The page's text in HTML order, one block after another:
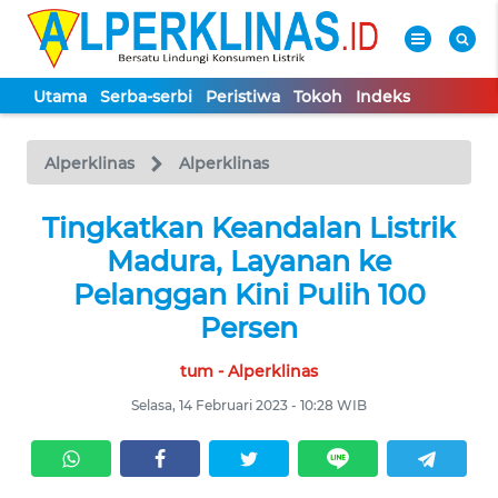
Utama Serba-serbi Peristiwa Tokoh Indeks
Alperklinas Alperklinas
Tingkatkan Keandalan Listrik
Madura, Layanan ke
Pelanggan Kini Pulih 100
Persen
tum - Alperklinas
Selasa, 14 Februari 2023 - 10:28 WIB
TV
Tutup
UTAMA
SERBA-
SERBI
TOKOH